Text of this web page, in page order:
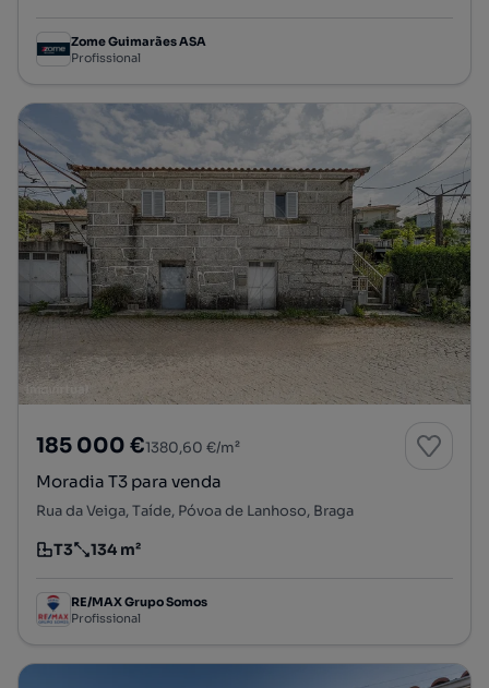
Zome Guimarães ASA
Profissional
185 000 €1380,60 €/m²
Moradia T3 para venda
Rua da Veiga, Taíde, Póvoa de Lanhoso, Braga
Tipologia
T3
Preço por metro quadrado
134 m²
RE/MAX Grupo Somos
Profissional